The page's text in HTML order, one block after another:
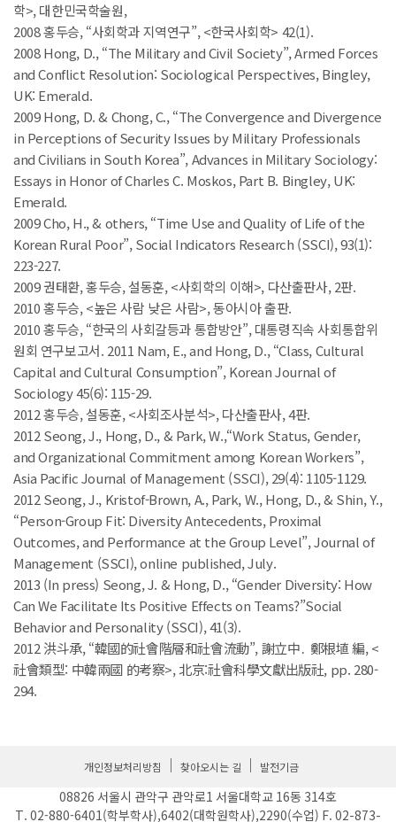
학>, 대한민국학술원,
2008 홍두승, “사회학과 지역연구”, <한국사회학> 42(1).
2008 Hong, D., “The Military and Civil Society”, Armed Forces
and Conflict Resolution: Sociological Perspectives, Bingley,
UK: Emerald.
2009 Hong, D. & Chong, C., “The Convergence and Divergence
in Perceptions of Security Issues by Military Professionals
and Civilians in South Korea”, Advances in Military Sociology:
Essays in Honor of Charles C. Moskos, Part B. Bingley, UK:
Emerald.
2009 Cho, H., & others, “Time Use and Quality of Life of the
Korean Rural Poor”, Social Indicators Research (SSCI), 93(1):
223-227.
2009 권태환, 홍두승, 설동훈, <사회학의 이해>, 다산출판사, 2판.
2010 홍두승, <높은 사람 낮은 사람>, 동아시아 출판.
2010 홍두승, “한국의 사회갈등과 통합방안”, 대통령직속 사회통합위
원회 연구보고서. 2011 Nam, E., and Hong, D., “Class, Cultural
Capital and Cultural Consumption”, Korean Journal of
Sociology 45(6): 115-29.
2012 홍두승, 설동훈, <사회조사분석>, 다산출판사, 4판.
2012 Seong, J., Hong, D., & Park, W.,“Work Status, Gender,
and Organizational Commitment among Korean Workers”,
Asia Pacific Journal of Management (SSCI), 29(4): 1105-1129.
2012 Seong, J., Kristof-Brown, A., Park, W., Hong, D., & Shin, Y.,
“Person-Group Fit: Diversity Antecedents, Proximal
Outcomes, and Performance at the Group Level”, Journal of
Management (SSCI), online published, July.
2013 (In press) Seong, J. & Hong, D., “Gender Diversity: How
Can We Facilitate Its Positive Effects on Teams?”Social
Behavior and Personality (SSCI), 41(3).
2012 洪斗承, “韓國的社會階層和社會流動”, 謝立中․ 鄭根埴 編, <
社會類型: 中韓兩國 的考察>, 北京:社會科學文獻出版社, pp. 280-
294.
개인정보처리방침 찾아오시는 길 발전기금
08826 서울시 관악구 관악로1 서울대학교 16동 314호
T. 02-880-6401(학부학사),6402(대학원학사),2290(수업) F. 02-873-